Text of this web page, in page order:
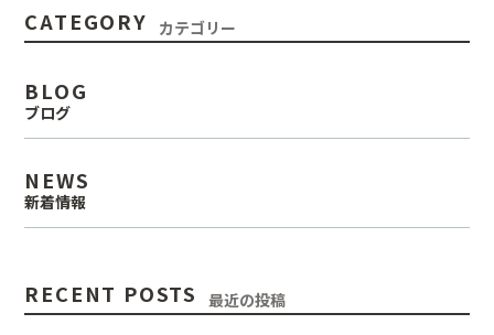
CATEGORY カテゴリー
BLOG
ブログ
NEWS
新着情報
RECENT POSTS 最近の投稿